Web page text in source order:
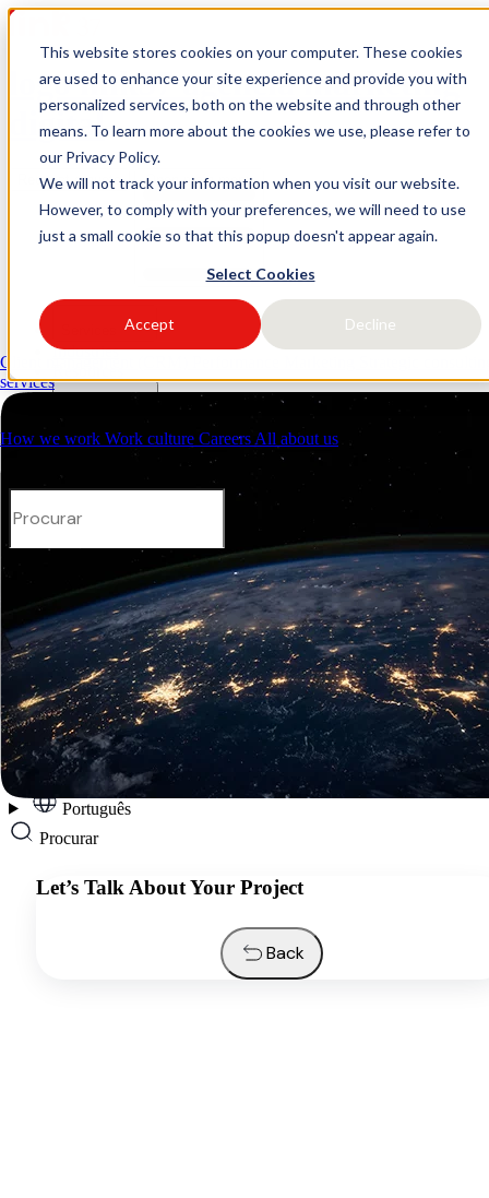
This website stores cookies on your computer. These cookies
are used to enhance your site experience and provide you with
personalized services, both on the website and through other
means. To learn more about the cookies we use, please refer to
our Privacy Policy.
We will not track your information when you visit our website.
However, to comply with your preferences, we will need to use
just a small cookie so that this popup doesn't appear again.
Select Cookies
Accept Decline
logo link37 agencia marketing
digital
Request a quote Open main menu
Client management (CRM)
services
Industries
How we work Work culture Careers All about us
Services
Industries Resources
About us
Contacts
Request a quote
Português
Procurar
Let’s Talk About Your Project
Back